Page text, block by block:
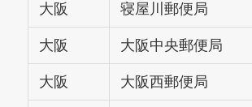
大阪 寝屋川郵便局
大阪 大阪中央郵便局
大阪 大阪西郵便局